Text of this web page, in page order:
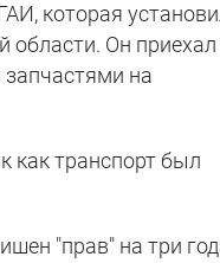
которая
области. Он приехал
на
как транспорт был
"прав" на три